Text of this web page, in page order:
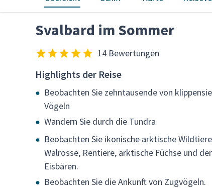
Svalbard im Sommer
14 Bewertungen
Highlights der Reise
Beobachten Sie zehntausende von
Vögeln
Wandern Sie durch die Tundra
Beobachten Sie ikonische arktische
Walrosse, Rentiere, arktische Füchse und
Eisbären.
Beobachten Sie die Ankunft von Zugvögeln.